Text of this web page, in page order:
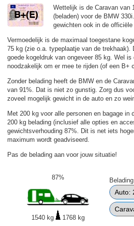
Wettelijk is de Caravan van
(beladen) voor de BMW
gewichten ook in de
Vermoedelijk is de maximaal toegestane
75 kg (zie o.a. typeplaatje van de trekhaak).
goede kogeldruk van ongeveer 85 kg. Wel is
noodzakelijk om er mee te rijden (of een B+
Zonder belading heeft de BMW en de
van 91%. Dat is niet zo gunstig. Zorg dus
zoveel mogelijk gewicht in de auto en zo
Met 200 kg voor alle personen en bagage in
200 kg belading (inclusief alle opties en
gewichtsverhouding 87%. Dit is net iets
maximum wordt geadviseerd.
Pas de belading aan voor jouw situatie!
87%
1540 kg 1768 kg